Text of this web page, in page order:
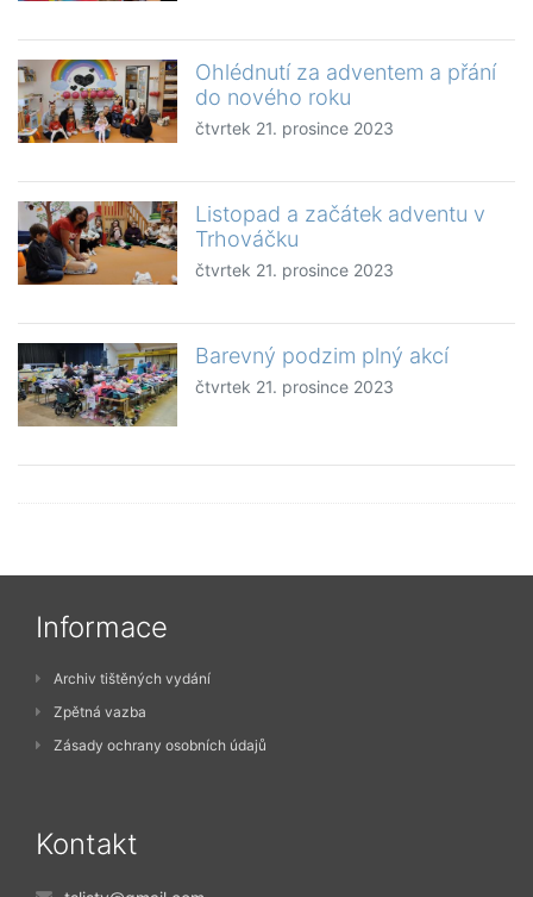
Ohlédnutí za adventem a přání
do nového roku
čtvrtek 21. prosince 2023
Listopad a začátek adventu v
Trhováčku
čtvrtek 21. prosince 2023
Barevný podzim plný akcí
čtvrtek 21. prosince 2023
Informace
Archiv tištěných vydání
Zpětná vazba
Zásady ochrany osobních údajů
Kontakt